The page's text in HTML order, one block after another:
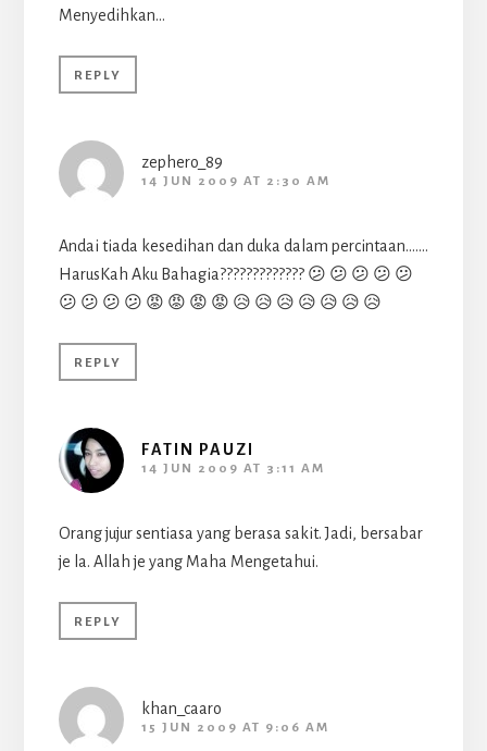
Menyedihkan…
REPLY
zephero_89
14 JUN 2009 AT 2:30 AM
Andai tiada kesedihan dan duka dalam percintaan…….
HarusKah Aku Bahagia????????????? 😕 😕 😕 😕 😕
😕 😕 😕 😕 😡 😡 😡 😡 😥 😥 😥 😥 😥 😥 😥
REPLY
FATIN PAUZI
14 JUN 2009 AT 3:11 AM
Orang jujur sentiasa yang berasa sakit. Jadi, bersabar
je la. Allah je yang Maha Mengetahui.
REPLY
khan_caaro
15 JUN 2009 AT 9:06 AM